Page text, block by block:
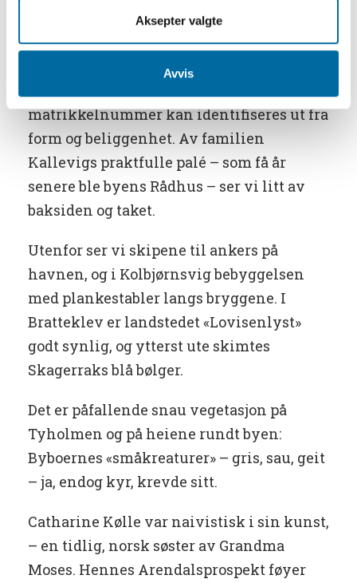
Aksepter valgte
Avvis
Selv om bildet kan være litt fortegnet, er
matrikkelnummer kan identifiseres ut fra
form og beliggenhet. Av familien
Kallevigs praktfulle palé – som få år
senere ble byens Rådhus – ser vi litt av
baksiden og taket.
Utenfor ser vi skipene til ankers på
havnen, og i Kolbjørnsvig bebyggelsen
med plankestabler langs bryggene. I
Bratteklev er landstedet «Lovisenlyst»
godt synlig, og ytterst ute skimtes
Skagerraks blå bølger.
Det er påfallende snau vegetasjon på
Tyholmen og på heiene rundt byen:
Byboernes «småkreaturer» – gris, sau, geit
– ja, endog kyr, krevde sitt.
Catharine Kølle var naivistisk i sin kunst,
– en tidlig, norsk søster av Grandma
Moses. Hennes Arendalsprospekt føyer